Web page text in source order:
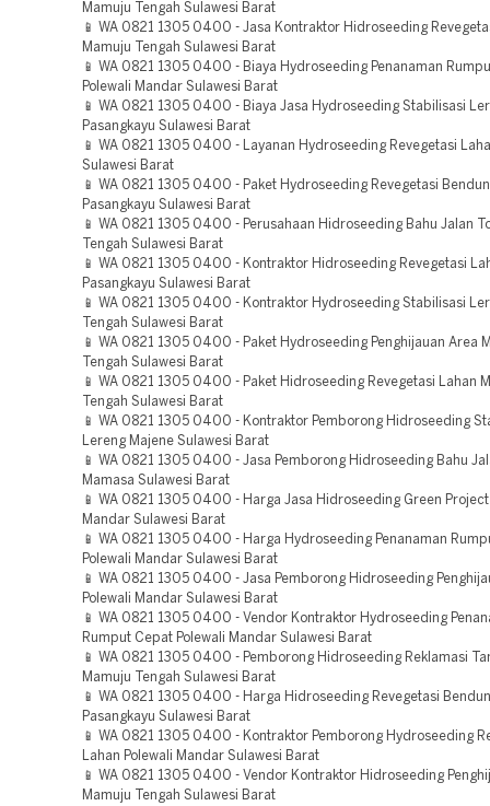
Mamuju Tengah Sulawesi Barat
📱 WA 0821 1305 0400 - Jasa Kontraktor Hidroseeding
Mamuju Tengah Sulawesi Barat
📱 WA 0821 1305 0400 - Biaya Hydroseeding Penanaman
Polewali Mandar Sulawesi Barat
📱 WA 0821 1305 0400 - Biaya Jasa Hydroseeding Stabilisasi
Pasangkayu Sulawesi Barat
📱 WA 0821 1305 0400 - Layanan Hydroseeding Revegetasi
Sulawesi Barat
📱 WA 0821 1305 0400 - Paket Hydroseeding Revegetasi
Pasangkayu Sulawesi Barat
📱 WA 0821 1305 0400 - Perusahaan Hidroseeding Bahu Jalan
Tengah Sulawesi Barat
📱 WA 0821 1305 0400 - Kontraktor Hidroseeding Revegetasi
Pasangkayu Sulawesi Barat
📱 WA 0821 1305 0400 - Kontraktor Hydroseeding Stabilisasi
Tengah Sulawesi Barat
📱 WA 0821 1305 0400 - Paket Hydroseeding Penghijauan Area
Tengah Sulawesi Barat
📱 WA 0821 1305 0400 - Paket Hidroseeding Revegetasi Lahan
Tengah Sulawesi Barat
📱 WA 0821 1305 0400 - Kontraktor Pemborong Hidroseeding
Lereng Majene Sulawesi Barat
📱 WA 0821 1305 0400 - Jasa Pemborong Hidroseeding Bahu
Mamasa Sulawesi Barat
📱 WA 0821 1305 0400 - Harga Jasa Hidroseeding Green Project
Mandar Sulawesi Barat
📱 WA 0821 1305 0400 - Harga Hydroseeding Penanaman
Polewali Mandar Sulawesi Barat
📱 WA 0821 1305 0400 - Jasa Pemborong Hidroseeding
Polewali Mandar Sulawesi Barat
📱 WA 0821 1305 0400 - Vendor Kontraktor Hydroseeding
Rumput Cepat Polewali Mandar Sulawesi Barat
📱 WA 0821 1305 0400 - Pemborong Hidroseeding Reklamasi
Mamuju Tengah Sulawesi Barat
📱 WA 0821 1305 0400 - Harga Hidroseeding Revegetasi
Pasangkayu Sulawesi Barat
📱 WA 0821 1305 0400 - Kontraktor Pemborong Hydroseeding
Lahan Polewali Mandar Sulawesi Barat
📱 WA 0821 1305 0400 - Vendor Kontraktor Hidroseeding
Mamuju Tengah Sulawesi Barat